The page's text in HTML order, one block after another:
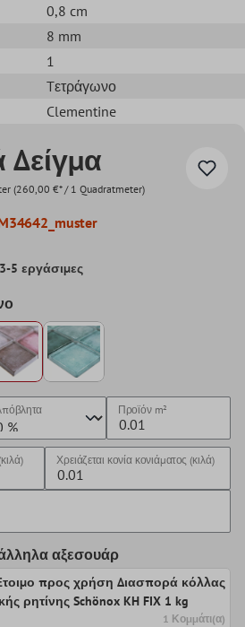
0,8 cm
8 mm
1
Tετράγωνο
Clementine
Δείγμα
(260,00 €* / 1 Quadratmeter)
5 εργάσιμες
Προϊόνm²
Χρειάζεται κονία κονιάματος (κιλά)
αξεσουάρ
προς χρήση Διασπορά κόλλας
ρητίνης Schönox KH FIX 1 kg
1 Κομμάτι(α)